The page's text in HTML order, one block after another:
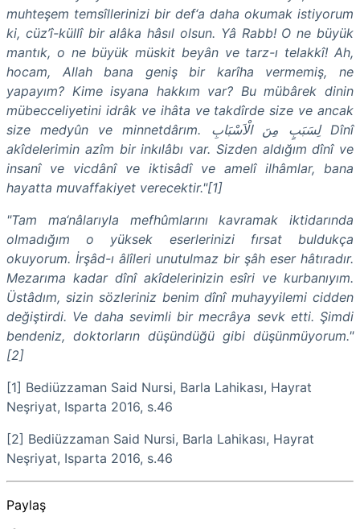
muhteşem temsîllerinizi bir def‘a daha okumak istiyorum
ki, cüz’î-küllî bir alâka hâsıl olsun. Yâ Rabb! O ne büyük
mantık, o ne büyük müskit beyân ve tarz-ı telakkî! Ah,
hocam, Allah bana geniş bir karîha vermemiş, ne
yapayım? Kime isyana hakkım var? Bu mübârek dinin
mübecceliyetini idrâk ve ihâta ve takdîrde size ve ancak
size medyûn ve minnetdârım. لِسَبَبٍ مِنَ الْاَسْبَابِ Dînî
akîdelerimin azîm bir inkılâbı var. Sizden aldığım dînî ve
insanî ve vicdânî ve iktisâdî ve amelî ilhâmlar, bana
hayatta muvaffakiyet verecektir."[1]
"Tam ma‘nâlarıyla mefhûmlarını kavramak iktidarında
olmadığım o yüksek eserlerinizi fırsat buldukça
okuyorum. İrşâd-ı âlîleri unutulmaz bir şâh eser hâtıradır.
Mezarıma kadar dînî akîdelerinizin esîri ve kurbanıyım.
Üstâdım, sizin sözleriniz benim dînî muhayyilemi cidden
değiştirdi. Ve daha sevimli bir mecrâya sevk etti. Şimdi
bendeniz, doktorların düşündüğü gibi düşünmüyorum."
[2]
[1] Bediüzzaman Said Nursi, Barla Lahikası, Hayrat
Neşriyat, Isparta 2016, s.46
[2] Bediüzzaman Said Nursi, Barla Lahikası, Hayrat
Neşriyat, Isparta 2016, s.46
Paylaş